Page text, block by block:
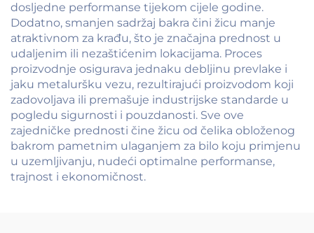
dosljedne performanse tijekom cijele godine.
Dodatno, smanjen sadržaj bakra čini žicu manje
atraktivnom za krađu, što je značajna prednost u
udaljenim ili nezaštićenim lokacijama. Proces
proizvodnje osigurava jednaku debljinu prevlake i
jaku metaluršku vezu, rezultirajući proizvodom koji
zadovoljava ili premašuje industrijske standarde u
pogledu sigurnosti i pouzdanosti. Sve ove
zajedničke prednosti čine žicu od čelika obloženog
bakrom pametnim ulaganjem za bilo koju primjenu
u uzemljivanju, nudeći optimalne performanse,
trajnost i ekonomičnost.